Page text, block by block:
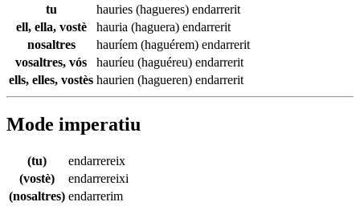
tu
hauries (hagueres) endarrerit
ell, ella, vostè
hauria (haguera) endarrerit
nosaltres
hauríem (haguérem) endarrerit
vosaltres, vós
hauríeu (haguéreu) endarrerit
ells, elles, vostès haurien (hagueren) endarrerit
Mode imperatiu
(tu)
endarrereix
(vostè)
endarrereixi
(nosaltres) endarrerim